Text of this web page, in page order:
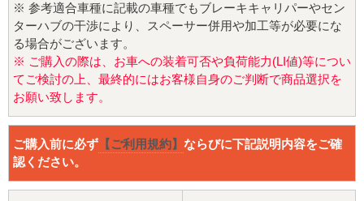
※ 参考適合車種に記載の車種でもブレーキキャリパーやセン
ターハブの干渉により、スペーサー併用や加工等が必要にな
る場合がございます。
※ ご購入の際は、お車への装着可否や負荷能力(LI値)等につい
てご検討の上、最終的にはお客様自身のご判断で商品選択を
お願い致します。
ご購入前に必ず 【ご利用規約】 ならびに下記説明内容をご確
認ください。